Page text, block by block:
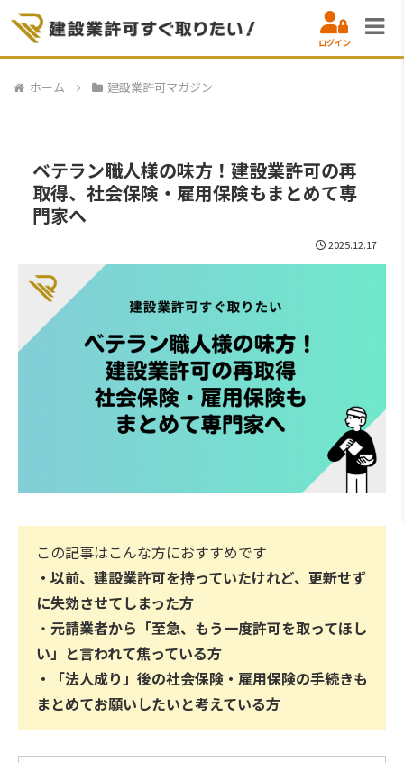
ログイン
ホーム 建設業許可マガジン
ベテラン職人様の味方！建設業許可の再
取得、社会保険・雇用保険もまとめて専
門家へ
2025.12.17
この記事はこんな方におすすめです
・以前、建設業許可を持っていたけれど、更新せず
に失効させてしまった方
・ 元請業者から「至急、もう一度許可を取ってほし
い」と言われて焦っている方
・「法人成り」後の社会保険・雇用保険の手続きも
まとめてお願いしたいと考えている方